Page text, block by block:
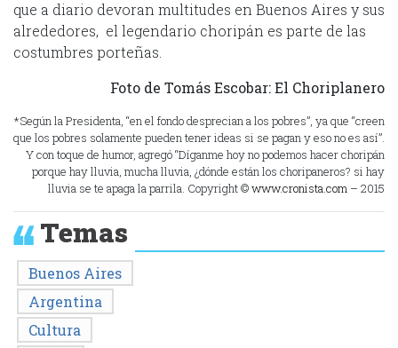
que a diario devoran multitudes en Buenos Aires y sus
alrededores, el legendario choripán es parte de las
costumbres porteñas.
Foto de Tomás Escobar: El Choriplanero
*Según la Presidenta, “en el fondo desprecian a los pobres”, ya que “creen
que los pobres solamente pueden tener ideas si se pagan y eso no es así”.
Y con toque de humor, agregó “Díganme hoy no podemos hacer choripán
porque hay lluvia, mucha lluvia, ¿dónde están los choripaneros? si hay
lluvia se te apaga la parrila. Copyright ©www.cronista.com – 2015
Temas
Buenos Aires
Argentina
Cultura